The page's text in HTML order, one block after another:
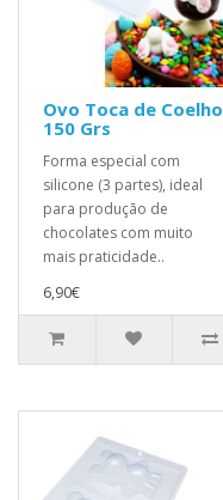
Ovo Toca de Coelho
150 Grs
Forma especial com
silicone (3 partes), ideal
para produção de
chocolates com muito
mais praticidade..
6,90€